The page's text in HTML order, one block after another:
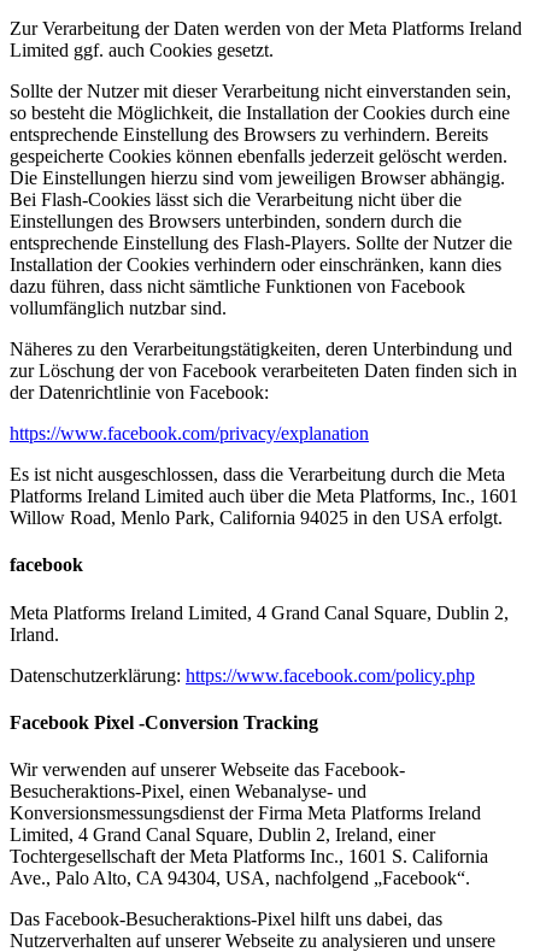
Zur Verarbeitung der Daten werden von der Meta Platforms Ireland
Limited ggf. auch Cookies gesetzt.
Sollte der Nutzer mit dieser Verarbeitung nicht einverstanden sein,
so besteht die Möglichkeit, die Installation der Cookies durch eine
entsprechende Einstellung des Browsers zu verhindern. Bereits
gespeicherte Cookies können ebenfalls jederzeit gelöscht werden.
Die Einstellungen hierzu sind vom jeweiligen Browser abhängig.
Bei Flash-Cookies lässt sich die Verarbeitung nicht über die
Einstellungen des Browsers unterbinden, sondern durch die
entsprechende Einstellung des Flash-Players. Sollte der Nutzer die
Installation der Cookies verhindern oder einschränken, kann dies
dazu führen, dass nicht sämtliche Funktionen von Facebook
vollumfänglich nutzbar sind.
Näheres zu den Verarbeitungstätigkeiten, deren Unterbindung und
zur Löschung der von Facebook verarbeiteten Daten finden sich in
der Datenrichtlinie von Facebook:
https://www.facebook.com/privacy/explanation
Es ist nicht ausgeschlossen, dass die Verarbeitung durch die Meta
Platforms Ireland Limited auch über die Meta Platforms, Inc., 1601
Willow Road, Menlo Park, California 94025 in den USA erfolgt.
facebook
Meta Platforms Ireland Limited, 4 Grand Canal Square, Dublin 2,
Irland.
Datenschutzerklärung: https://www.facebook.com/policy.php
Facebook Pixel -Conversion Tracking
Wir verwenden auf unserer Webseite das Facebook-
Besucheraktions-Pixel, einen Webanalyse- und
Konversionsmessungsdienst der Firma Meta Platforms Ireland
Limited, 4 Grand Canal Square, Dublin 2, Ireland, einer
Tochtergesellschaft der Meta Platforms Inc., 1601 S. California
Ave., Palo Alto, CA 94304, USA, nachfolgend „Facebook“.
Das Facebook-Besucheraktions-Pixel hilft uns dabei, das
Nutzerverhalten auf unserer Webseite zu analysieren und unsere